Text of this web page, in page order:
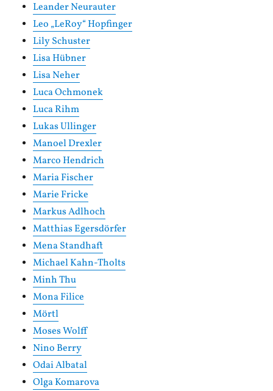
Leander Neurauter
Leo „LeRoy“ Hopfinger
Lily Schuster
Lisa Hübner
Lisa Neher
Luca Ochmonek
Luca Rihm
Lukas Ullinger
Manoel Drexler
Marco Hendrich
Maria Fischer
Marie Fricke
Markus Adlhoch
Matthias Egersdörfer
Mena Standhaft
Michael Kahn-Tholts
Minh Thu
Mona Filice
Mörtl
Moses Wolff
Nino Berry
Odai Albatal
Olga Komarova